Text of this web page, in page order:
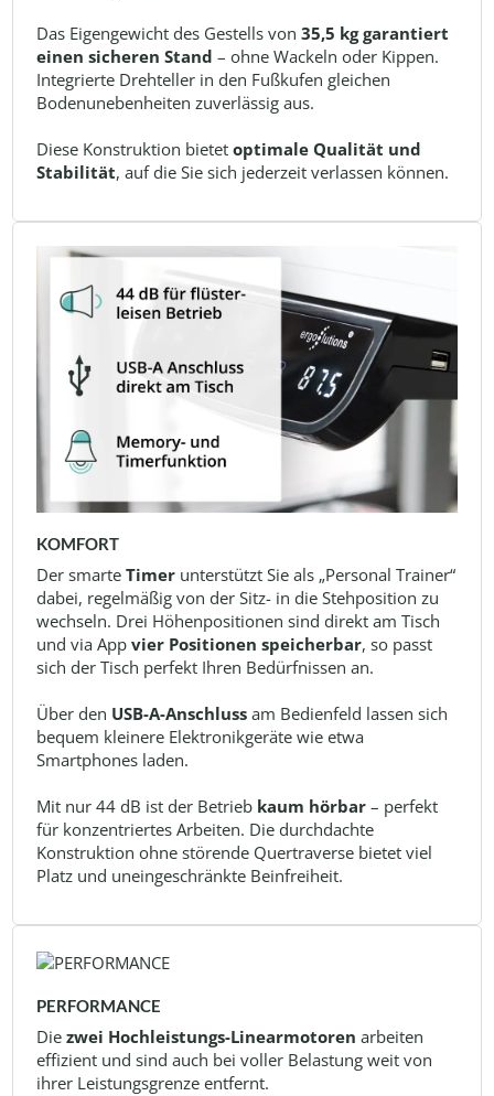
Das Eigengewicht des Gestells von35,5 kg garantiert
einen sicheren Stand – ohne Wackeln oder Kippen.
Integrierte Drehteller in den Fußkufen gleichen
Bodenunebenheiten zuverlässig aus.
Diese Konstruktion bietetoptimale Qualität und
Stabilität, auf die Sie sich jederzeit verlassen können.
KOMFORT
Der smarteTimer unterstützt Sie als „Personal Trainer“
dabei, regelmäßig von der Sitz- in die Stehposition zu
wechseln. Drei Höhenpositionen sind direkt am Tisch
und via Appvier Positionen speicherbar, so passt
sich der Tisch perfekt Ihren Bedürfnissen an.
Über den USB-A-Anschluss am Bedienfeld lassen sich
bequem kleinere Elektronikgeräte wie etwa
Smartphones laden.
Mit nur 44 dB ist der Betrieb kaum hörbar – perfekt
für konzentriertes Arbeiten. Die durchdachte
Konstruktion ohne störende Quertraverse bietet viel
Platz und uneingeschränkte Beinfreiheit.
PERFORMANCE
Diezwei Hochleistungs-Linearmotoren arbeiten
effizient und sind auch bei voller Belastung weit von
ihrer Leistungsgrenze entfernt.